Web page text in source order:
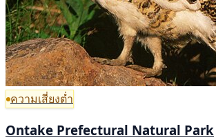
ความเสี่ยงต่ำ
Ontake Prefectural Natural Park